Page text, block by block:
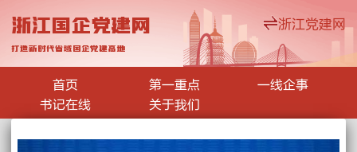
浙江国企党建网 浙江党建网
打造新时代省域国企党建高地
首页 第一重点
一线企事
书记在线
关于我们